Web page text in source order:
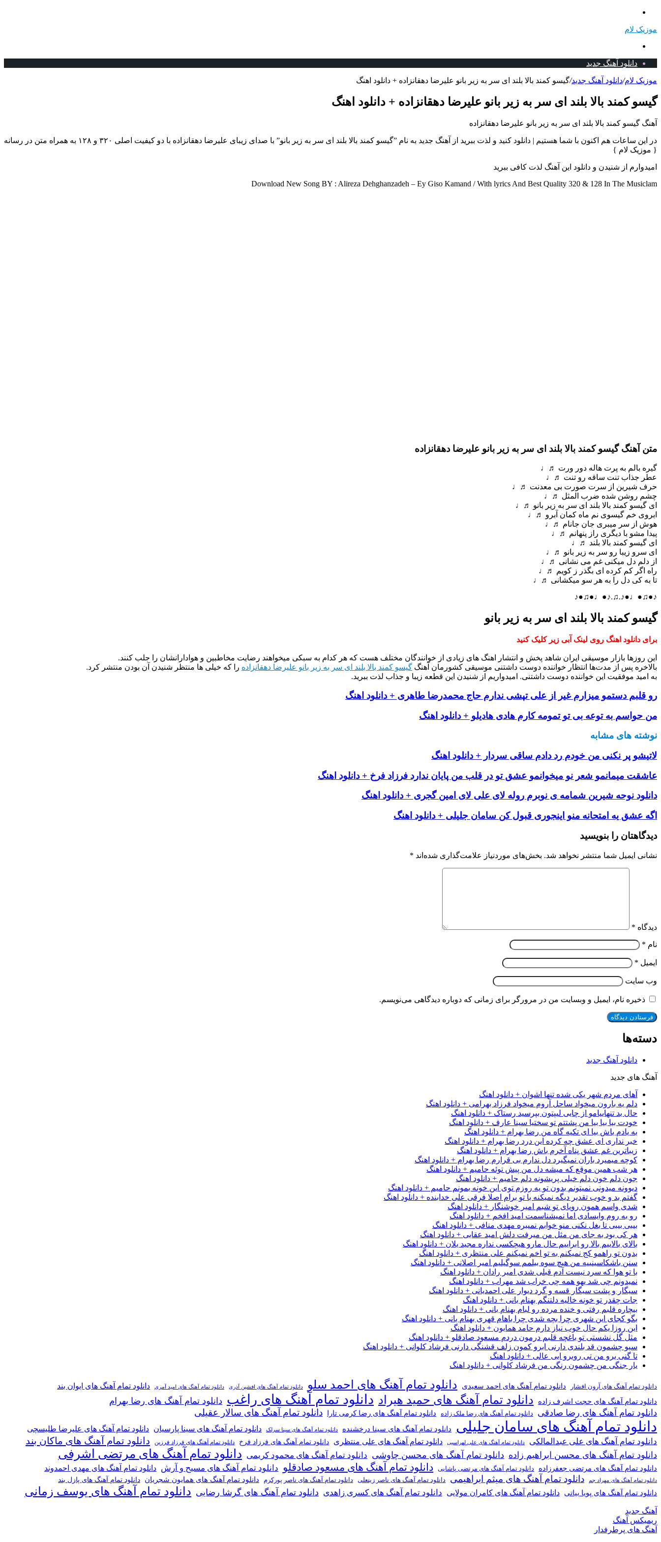
موزیک لام
دانلود آهنگ جدید
موزیک لام/دانلود آهنگ جدید/گیسو کمند بالا بلند ای سر به زیر بانو علیرضا دهقانزاده + دانلود اهنگ
گیسو کمند بالا بلند ای سر به زیر بانو علیرضا دهقانزاده + دانلود اهنگ
آهنگ گیسو کمند بالا بلند ای سر به زیر بانو علیرضا دهقانزاده
در این ساعات هم اکنون با شما هستیم | دانلود کنید و لذت ببرید از آهنگ جدید به نام ”گیسو کمند بالا بلند ای سر به زیر بانو” با صدای زیبای علیرضا دهقانزاده با دو کیفیت اصلی ۳۲۰ و ۱۲۸ به همراه متن در رسانه
{ موزیک لام }
امیدوارم از شنیدن و دانلود این آهنگ لذت کافی ببرید
Download New Song BY : Alireza Dehghanzadeh – Ey Giso Kamand / With lyrics And Best Quality 320 & 128 In The Musiclam
متن آهنگ گیسو کمند بالا بلند ای سر به زیر بانو علیرضا دهقانزاده
گیره بالم به پرت هاله دور ورت ♬♩
عطر جذاب تنت ساقه رو تنت ♬♩
حرف شیرین از سرت صورت بی معدنت ♬♩
چشم روشن شده ضرب المثل ♬♩
ای گیسو کمند بالا بلند ای سر به زیر بانو ♬♩
ابروی خم گیسوی نم ماه کمان آبرو ♬♩
هوش از سر میبری جان جانام ♬♩
پیدا مشو با دیگری راز پنهانم ♬♩
ای گیسو کمند بالا بلند ♬♩
ای سرو زیبا رو سر به زیر بانو ♬♩
از دلم دل میکنی غم می نشانی ♬♩
راه اگر کم کرده ای بگذر ز کویم ♬♩
تا به کی دل را به هر سو میکشانی ♬♩
♪●♫●♩●♪.♫.♪●♩●♫●♪
گیسو کمند بالا بلند ای سر به زیر بانو
برای دانلود اهنگ روی لینک آبی زیر کلیک کنید
این روزها بازار موسیقی ایران شاهد پخش و انتشار اهنگ های زیادی از خوانندگان مختلف هست که هر کدام به سبکی میخواهند رضایت مخاطبین و هوادارانشان را جلب کنند.
بالاخره پس از مدت‌ها انتظار خواننده دوست داشتنی موسیقی کشورمان آهنگ گیسو کمند بالا بلند ای سر به زیر بانو علیرضا دهقانزاده را که خیلی ها منتظر شنیدن آن بودن منتشر کرد.
به امید موفقیت این خواننده دوست داشتنی. امیدواریم از شنیدن این قطعه زیبا و جذاب لذت ببرید.
رو قلبم دستمو میزارم غیر از علی تپشی ندارم حاج محمدرضا طاهری + دانلود اهنگ
من حواسم به توعه بی تو تمومه کارم هادی هادیلو + دانلود اهنگ
نوشته های مشابه
لاتیشو پر نکنی من خودم رد دادم ساقی سردار + دانلود اهنگ
عاشقت میمانمو شعر نو میخوانمو عشق تو در قلب من پایان ندارد فرزاد فرخ + دانلود اهنگ
دانلود نوحه شیرین شمامه ی نوبرم روله لای علی لای امین گجری + دانلود اهنگ
اگه عشق یه امتحانه منو اینجوری قبول کن سامان جلیلی + دانلود اهنگ
دیدگاهتان را بنویسید
نشانی ایمیل شما منتشر نخواهد شد. بخش‌های موردنیاز علامت‌گذاری شده‌اند *
دیدگاه *
نام *
ایمیل *
وب‌ سایت
ذخیره نام، ایمیل و وبسایت من در مرورگر برای زمانی که دوباره دیدگاهی می‌نویسم.
دسته‌ها
دانلود آهنگ جدید
آهنگ های جدید
آهای مردم شهر یکی شده تنها اشوان + دانلود اهنگ
دلم یه بارون میخواد ساحل آروم میخواد فرزاد بهرامی + دانلود اهنگ
حال بد تنهاییامو از چایی لیپتون بپرسید رستاک + دانلود اهنگ
خودت بیا بیا بیا من پشتتم تو سختیا سینا عارف + دانلود اهنگ
به یادم باش بیا ای تکیه گاه من رضا بهرام + دانلود اهنگ
خبر نداری ای عشق چه کرده این درد رضا بهرام + دانلود اهنگ
زیباترین غم عشق پناه آخرم باش رضا بهرام + دانلود اهنگ
کوچه میمیرد باران نمیگیرد دل ندارم بی قرارم رضا بهرام + دانلود اهنگ
هر شب همین موقع که میشه دل من پیش توئه حامیم + دانلود اهنگ
جون دلم خون دلم خیلی پریشونه دلم حامیم + دانلود اهنگ
دیوونه میدونی نمیتونم بدون تو یه روزم توی این خونه بمونم حامیم + دانلود اهنگ
گفتم بد و خوب تقدیر دیگه نمیکنه با تو برام اصلا فرقی علی خدابنده + دانلود اهنگ
شدی واسم همون رویای تو شبم امیر خوشنگار + دانلود اهنگ
رو به روم وایسادی اما نمیشناسمت امید افخم + دانلود اهنگ
بیبی بیبی تا بغل نکنی منو خوابم نمیبره مهدی منافی + دانلود اهنگ
هر کی بود به جای من مثل من میرفت دلش امید عقابی + دانلود اهنگ
بالای بالاییم بالا رو ابراییم حال مارو هیچکسی نداره مجید یلان + دانلود اهنگ
بدون تو راهمو کج نمیکنم به تو اخم نمیکنم علی منتظری + دانلود اهنگ
سنن باشکاسینییه من هیچ سوه بیلمم سوگیلیم امیر اصلانی + دانلود اهنگ
با تو هوا که سرد نیست آدم قبلی شدی امیر رادان + دانلود اهنگ
نمیدونم چی شد یهو همه چی خراب شد مهراب + دانلود اهنگ
سیگار و پشت سیگار قسه و گرد دیوار علی احمدیانی + دانلود اهنگ
جات چقدر تو خونه خالیه دلتنگم بهنام بانی + دانلود اهنگ
بیچاره قلبم رفتی و خنده مرده رو لبام بهنام بانی + دانلود اهنگ
بگو کجای این شهری چرا بچه شدی چرا باهام قهری بهنام بانی + دانلود اهنگ
این روزا یکم حال خوب نیاز دارم حامد همایون + دانلود اهنگ
مثل گل نشستی تو باغچه قلبم درمون دردم مسعود صادقلو + دانلود اهنگ
سیو چشمون قد بلندی دارنی ابرو کمون زلف قشنگی دارنی فرشاد کلوانی + دانلود اهنگ
تا گنی برو من تی روبرو ابی عالی + دانلود اهنگ
یار جنگی من چشمون رنگی من فرشاد کلوانی + دانلود اهنگ
دانلود تمام آهنگ های آرون افشار دانلود تمام آهنگ های احمد سعیدی دانلود تمام آهنگ های احمد سلو دانلود تمام آهنگ های افشین آذری دانلود تمام آهنگ های امید آمری دانلود تمام آهنگ های ایوان بند
دانلود تمام آهنگ های حجت اشرف زاده دانلود تمام آهنگ های حمید هیراد دانلود تمام آهنگ های راغب دانلود تمام آهنگ های رضا بهرام
دانلود تمام آهنگ های رضا صادقی
دانلود تمام آهنگ های رضا ملک زاده دانلود تمام آهنگ های رضا کرمی تارا دانلود تمام آهنگ های سالار عقیلی
دانلود تمام آهنگ های سامان جلیلی دانلود تمام آهنگ های سینا درخشنده دانلود تمام آهنگ های سینا سرلک دانلود تمام آهنگ های سینا پارسیان دانلود تمام آهنگ های علیرضا طلیسچی
دانلود تمام آهنگ های علی عبدالمالکی دانلود تمام آهنگ های علی لهراسبی دانلود تمام آهنگ های علی منتظری دانلود تمام آهنگ های فرزاد فرخ دانلود تمام آهنگ های فرزاد فرزین دانلود تمام آهنگ های ماکان بند
دانلود تمام آهنگ های محسن ابراهیم زاده دانلود تمام آهنگ های محسن چاوشی دانلود تمام آهنگ های محمود کریمی دانلود تمام آهنگ های مرتضی اشرفی
دانلود تمام آهنگ های مرتضی جعفرزاده دانلود تمام آهنگ های مرتضی پاشایی دانلود تمام آهنگ های مسعود صادقلو دانلود تمام آهنگ های مسیح و آرش دانلود تمام آهنگ های مهدی احمدوند
دانلود تمام آهنگ های مهراد جم دانلود تمام آهنگ های میثم ابراهیمی دانلود تمام آهنگ های ناصر زینعلی دانلود تمام آهنگ های ناصر پورکرم دانلود تمام آهنگ های همایون شجریان دانلود تمام آهنگ های پازل بند
دانلود تمام آهنگ های پویا بیاتی دانلود تمام آهنگ های کامران مولایی دانلود تمام آهنگ های کسری زاهدی دانلود تمام آهنگ های گرشا رضایی دانلود تمام آهنگ های یوسف زمانی
آهنگ جدید
ریمیکس آهنگ
آهنگ های پرطرفدار